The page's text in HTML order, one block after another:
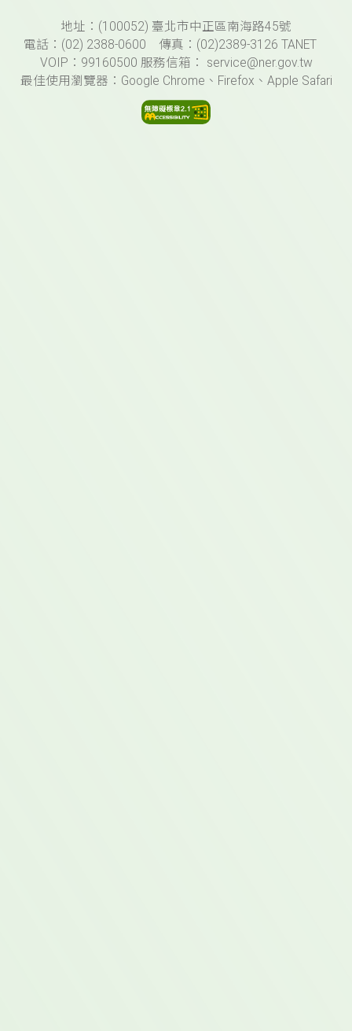
頁尾資訊地址：(100052) 臺北市中正區南海路45號
電話：(02) 2388-0600 傳真：(02)2389-3126 TANET
VOIP：99160500 服務信箱： service@ner.gov.tw
最佳使用瀏覽器：Google Chrome、Firefox、Apple Safari